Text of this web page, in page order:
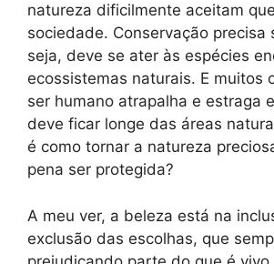
natureza dificilmente aceitam
sociedade. Conservação precisa
seja, deve se ater às espécies
ecossistemas naturais. E muitos
ser humano atrapalha e estraga
deve ficar longe das áreas
é como tornar a natureza
pena ser protegida?
A meu ver, a beleza está na
exclusão das escolhas, que